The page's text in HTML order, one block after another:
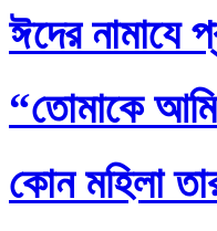
ঈদের নামাযে
“তোমাকে
কোন মহিলা